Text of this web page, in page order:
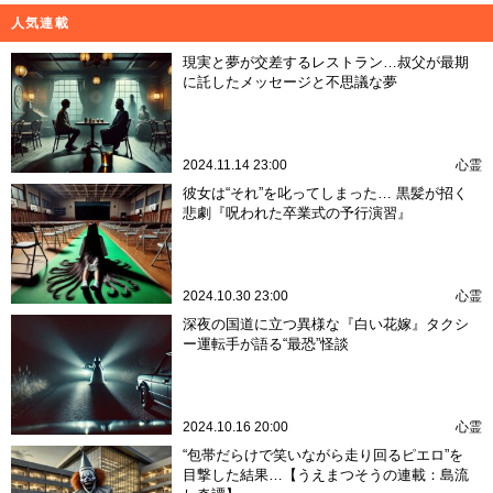
人気連載
現実と夢が交差するレストラン…叔父が最期
に託したメッセージと不思議な夢
2024.11.14 23:00 心霊
彼女は“それ”を叱ってしまった… 黒髪が招く
悲劇『呪われた卒業式の予行演習』
2024.10.30 23:00 心霊
深夜の国道に立つ異様な『白い花嫁』タクシ
ー運転手が語る“最恐”怪談
2024.10.16 20:00 心霊
“包帯だらけで笑いながら走り回るピエロ”を
目撃した結果…【うえまつそうの連載：島流